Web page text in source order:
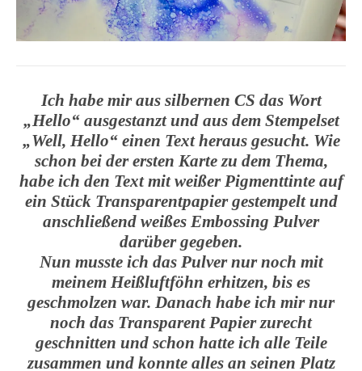
Ich habe mir aus silbernen CS das Wort
„Hello“ ausgestanzt und aus dem Stempelset
„Well, Hello“ einen Text heraus gesucht. Wie
schon bei der ersten Karte zu dem Thema,
habe ich den Text mit weißer Pigmenttinte auf
ein Stück Transparentpapier gestempelt und
anschließend weißes Embossing Pulver
darüber gegeben.
Nun musste ich das Pulver nur noch mit
meinem Heißluftföhn erhitzen, bis es
geschmolzen war. Danach habe ich mir nur
noch das Transparent Papier zurecht
geschnitten und schon hatte ich alle Teile
zusammen und konnte alles an seinen Platz